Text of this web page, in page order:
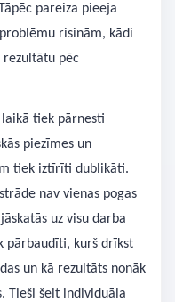
pareiza pieeja
risinām, kādi
rezultātu pēc
tiek pārnesti
piezīmes un
tiek iztīrīti dublikāti.
nav vienas pogas
uz visu darba
pārbaudīti, kurš drīkst
un kā rezultāts nonāk
Tieši šeit individuāla